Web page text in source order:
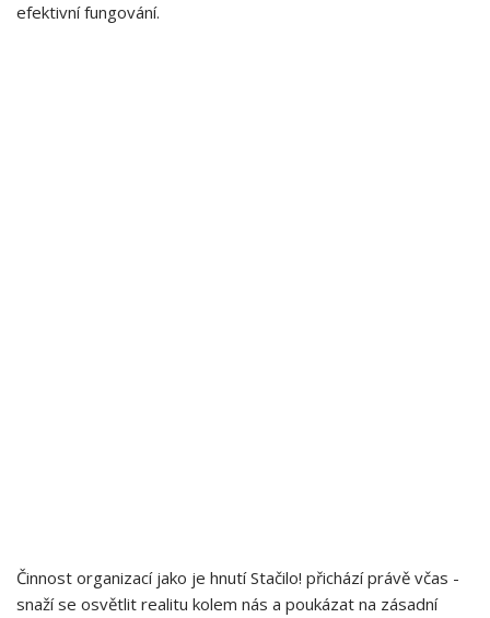
efektivní fungování.
Činnost‍ organizací jako je hnutí ⁢Stačilo! přichází právě ​včas⁣ -⁤
snaží se osvětlit realitu kolem nás a poukázat na zásadní